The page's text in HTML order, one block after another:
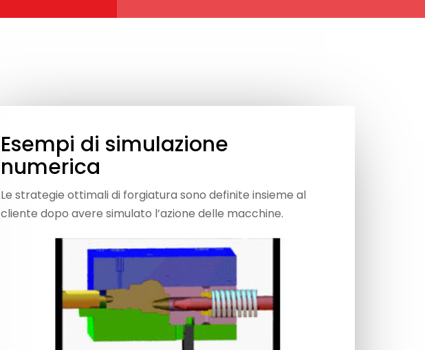
Esempi di simulazione
numerica
Le strategie ottimali di forgiatura sono definite insieme al
cliente dopo avere simulato l’azione delle macchine.